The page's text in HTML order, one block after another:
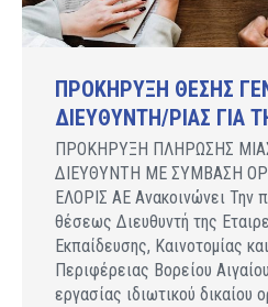
ΠΡΟΚΗΡΥΞΗ ΘΕΣΗΣ
ΔΙΕΥΘΥΝΤΗ/ΡΙΑΣ ΓΙΑ
ΠΡΟΚΗΡΥΞΗ ΠΛΗΡΩΣΗΣ
ΔΙΕΥΘΥΝΤΗ ΜΕ ΣΥΜΒΑΣΗ
ΕΛΟΡΙΣ ΑΕ Aνακοινώνει Την
θέσεως Διευθυντή της
Εκπαίδευσης, Καινοτομίας
Περιφέρειας Βορείου
εργασίας ιδιωτικού δικαίου